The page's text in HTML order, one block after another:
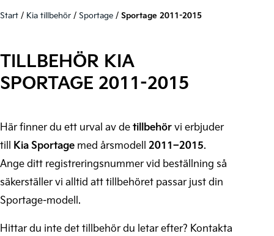
Start / Kia tillbehör / Sportage / Sportage 2011-2015
TILLBEHÖR KIA
SPORTAGE 2011-2015
Här finner du ett urval av detillbehörvi erbjuder
till Kia Sportage med årsmodell 2011–2015.
Ange ditt registreringsnummer vid beställning så
säkerställer vi alltid att tillbehöret passar just din
Sportage-modell.
Hittar du inte det tillbehör du letar efter? Kontakta